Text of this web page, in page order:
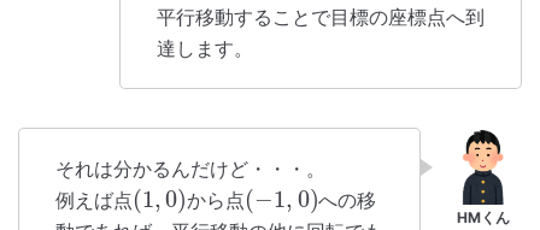
平行移動することで目標の座標点へ到
達します。
それは分かるんだけど・・・。
例えば点(1,0)から点(−1, 0)への移